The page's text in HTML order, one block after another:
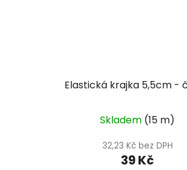
Elastická krajka 5,5cm -
Skladem (15 m)
32,23 Kč bez DPH
39 Kč